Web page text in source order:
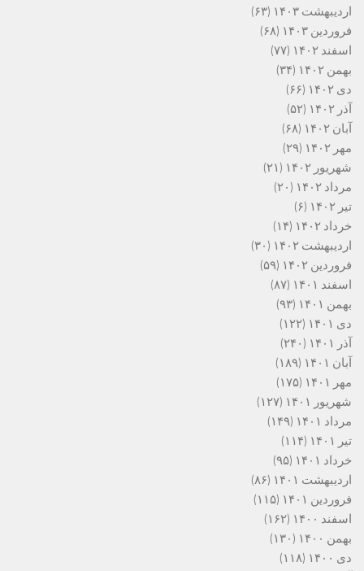
اردیبهشت ۱۴۰۳
(۶۳)
فروردین ۱۴۰۳
(۶۸)
اسفند ۱۴۰۲
(۷۷)
بهمن ۱۴۰۲
(۳۴)
دی ۱۴۰۲
(۶۶)
آذر ۱۴۰۲
(۵۲)
آبان ۱۴۰۲
(۶۸)
مهر ۱۴۰۲
(۲۹)
شهریور ۱۴۰۲
(۲۱)
مرداد ۱۴۰۲
(۲۰)
تیر ۱۴۰۲
(۶)
خرداد ۱۴۰۲
(۱۴)
اردیبهشت ۱۴۰۲
(۳۰)
فروردین ۱۴۰۲
(۵۹)
اسفند ۱۴۰۱
(۸۷)
بهمن ۱۴۰۱
(۹۳)
دی ۱۴۰۱
(۱۲۲)
آذر ۱۴۰۱
(۲۴۰)
آبان ۱۴۰۱
(۱۸۹)
مهر ۱۴۰۱
(۱۷۵)
شهریور ۱۴۰۱
(۱۲۷)
مرداد ۱۴۰۱
(۱۴۹)
تیر ۱۴۰۱
(۱۱۴)
خرداد ۱۴۰۱
(۹۵)
اردیبهشت ۱۴۰۱
(۸۶)
فروردین ۱۴۰۱
(۱۱۵)
اسفند ۱۴۰۰
(۱۶۲)
بهمن ۱۴۰۰
(۱۳۰)
دی ۱۴۰۰
(۱۱۸)